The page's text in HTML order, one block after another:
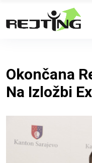
Okončana
Na Izložbi